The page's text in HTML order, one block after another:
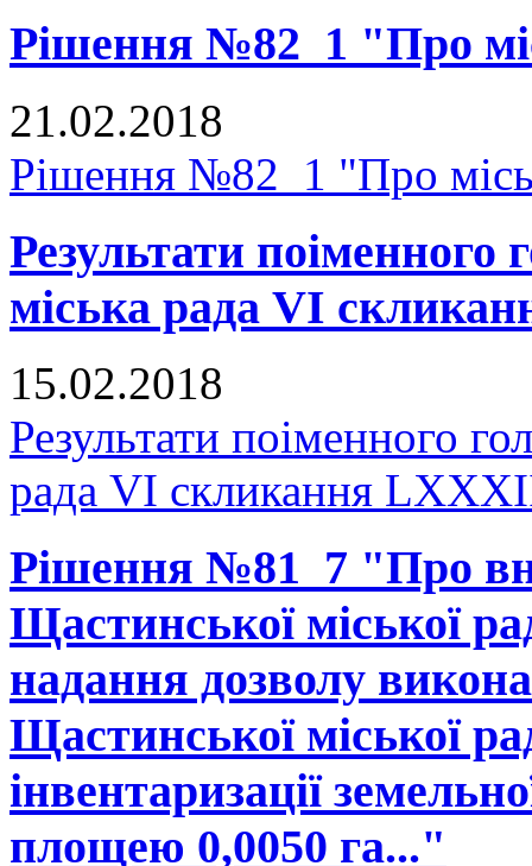
Рішення №82_1 "Про
21.02.2018
Рішення №82_1 "Про
Результати
міська рада VI
15.02.2018
Результати поіменного
рада VI скликання
Рішення №81_7 "Про
Щастинської міської
надання дозволу
Щастинської міської
інвентаризації
площею 0,0050 га..."